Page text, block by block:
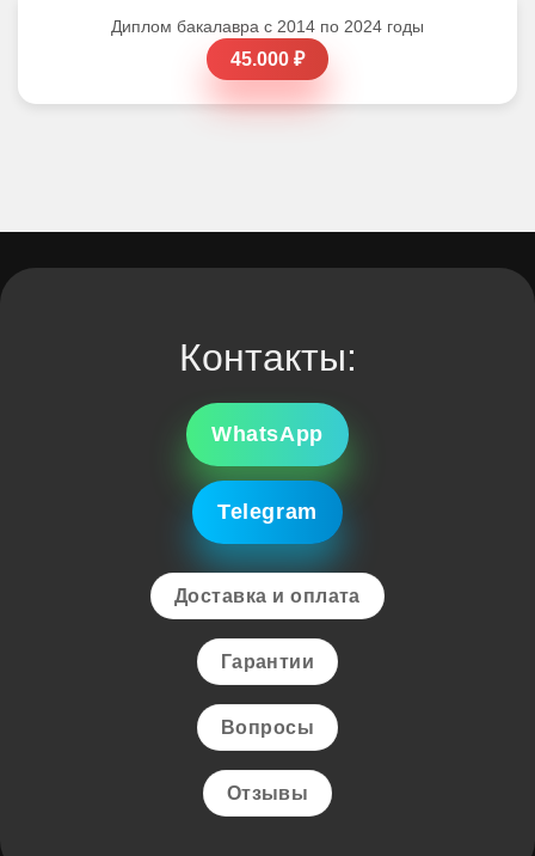
Диплом бакалавра с 2014 по 2024 годы
45.000 ₽
Контакты:
WhatsApp
Telegram
Доставка и оплата
Гарантии
Вопросы
Отзывы